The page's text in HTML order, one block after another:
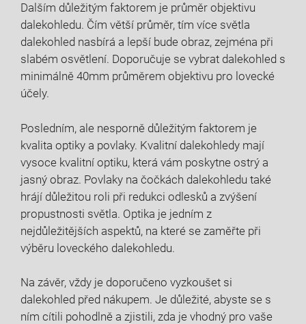
Dalším důležitým faktorem je průměr objektivu
dalekohledu. Čím větší průměr, tím více světla
dalekohled nasbírá a lepší bude obraz, zejména při
slabém osvětlení. Doporučuje se vybrat dalekohled s
minimálně 40mm průměrem objektivu pro lovecké
účely.
Posledním, ale nesporně důležitým faktorem je
kvalita optiky a povlaky. Kvalitní dalekohledy mají
vysoce kvalitní optiku, která vám poskytne ostrý a
jasný obraz. Povlaky na čočkách dalekohledu také
hrájí důležitou roli při redukci odlesků a zvýšení
propustnosti světla. Optika je jedním z
nejdůležitějších aspektů, na které se zaměřte při
výběru loveckého dalekohledu.
Na závěr, vždy je doporučeno vyzkoušet si
dalekohled před nákupem. Je důležité, abyste se s
ním cítili pohodlně a zjistili, zda je vhodný pro vaše